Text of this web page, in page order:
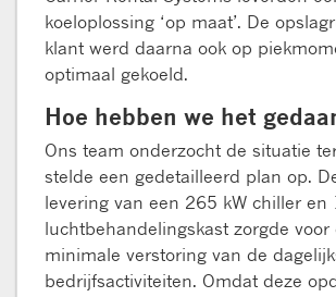
koeloplossing ‘op maat’. De
klant werd daarna ook op
optimaal gekoeld.
Hoe hebben we het
Ons team onderzocht de situatie
stelde een gedetailleerd plan op.
levering van een 265 kW chiller en
luchtbehandelingskast zorgde voor
minimale verstoring van de
bedrijfsactiviteiten. Omdat deze